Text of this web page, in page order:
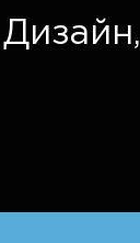
Дизайн,